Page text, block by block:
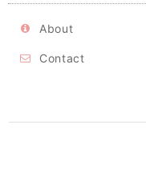
About
Contact